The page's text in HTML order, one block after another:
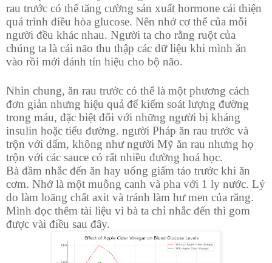
rau trước có thể tăng cường sản xuất hormone cải thiện
quá trình điều hòa glucose. Nên nhớ cơ thể của mỗi
người đều khác nhau. Người ta cho rằng ruột của
chúng ta là cái não thu thập các dữ liệu khi mình ăn
vào rồi mới đánh tín hiệu cho bộ não.
Nhìn chung, ăn rau trước có thể là một phương cách
đơn giản nhưng hiệu quả để kiểm soát lượng đường
trong máu, đặc biệt đối với những người bị kháng
insulin hoặc tiểu đường. người Pháp ăn rau trước và
trộn với dấm, không như người Mỹ ăn rau nhưng họ
trộn với các sauce có rất nhiều đường hoá học.
Bà đầm nhắc đến ăn hay uống giấm táo trước khi ăn
cơm. Nhớ là một muỗng canh và pha với 1 ly nước. Lý
do làm loãng chất axit và tránh làm hư men của răng.
Mình đọc thêm tài liệu vì bà ta chỉ nhắc đến thì gom
được vài điều sau đây.